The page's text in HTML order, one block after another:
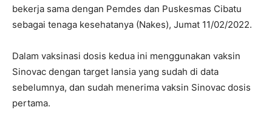
bekerja sama dengan Pemdes dan Puskesmas Cibatu
sebagai tenaga kesehatanya (Nakes), Jumat 11/02/2022.
Dalam vaksinasi dosis kedua ini menggunakan vaksin
Sinovac dengan target lansia yang sudah di data
sebelumnya, dan sudah menerima vaksin Sinovac dosis
pertama.